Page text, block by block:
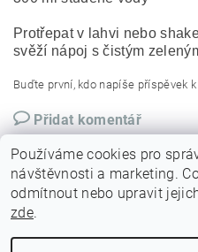
Protřepat v lahvi nebo
svěží nápoj s čistým
Buďte první, kdo napíše příspěvek
Přidat komentář
Používáme cookies pro
návštěvnosti a marketing.
odmítnout nebo upravit
zde.